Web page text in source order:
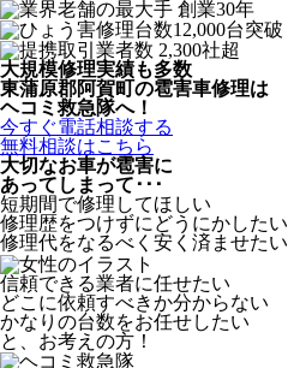
大規模修理実績も多数
東蒲原郡阿賀町の雹害車修理は
ヘコミ救急隊へ！
今すぐ電話相談する
無料相談はこちら
大切なお車が雹害に
あってしまって･･･
短期間で修理してほしい
修理歴をつけずにどうにかしたい
修理代をなるべく安く済ませたい
信頼できる業者に任せたい
どこに依頼すべきか分からない
かなりの台数をお任せしたい
と、お考えの方！